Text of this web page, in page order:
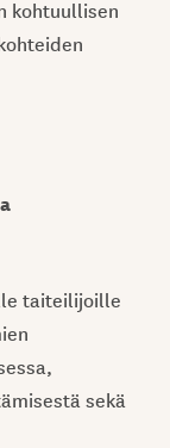
kohtuullisen
taiteilijoille
sekä